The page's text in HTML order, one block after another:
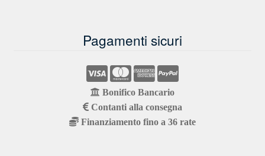
Pagamenti sicuri
Bonifico Bancario
Contanti alla consegna
Finanziamento fino a 36 rate